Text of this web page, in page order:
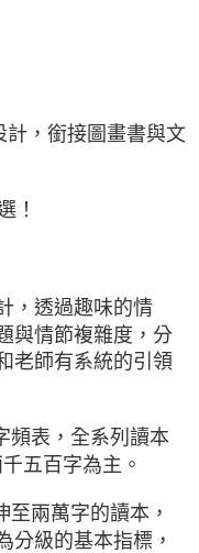
計，銜接圖畫書與文
！
，透過趣味的情
與情節複雜度，分
老師有系統的引領
頻表，全系列讀本
五百字為主。
兩萬字的讀本，
分級的基本指標，